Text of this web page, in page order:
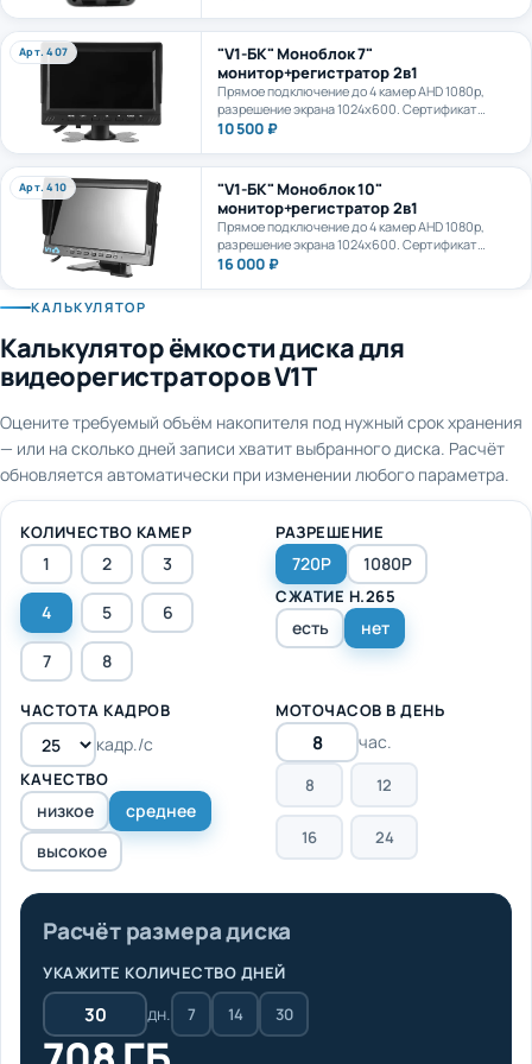
microSD до 1Тб.
Арт. 407
"V1-БК" Моноблок 7"
монитор+регистратор 2в1
Прямое подключение до 4 камер AHD 1080p,
разрешение экрана 1024х600. Сертификат
ПП969.
10 500 ₽
Арт. 410
"V1-БК" Моноблок 10"
монитор+регистратор 2в1
Прямое подключение до 4 камер AHD 1080p,
разрешение экрана 1024х600. Сертификат
ПП969.
16 000 ₽
КАЛЬКУЛЯТОР
Калькулятор ёмкости диска для
видеорегистраторов V1T
— или на сколько дней записи хватит выбранного диска. Расчёт
обновляется автоматически при изменении любого параметра.
1 2 3
4 5 6
7 8
720P 1080P
СЖАТИЕ H.265
есть нет
КАЧЕСТВО
низкое
среднее
высокое
Расчёт размера диска
7 14 30
708 ГБ